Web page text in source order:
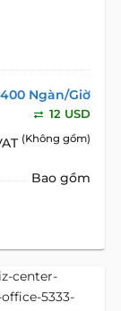
400 Ngàn/Giờ
12 USD
(Không gồm)
Bao gồm